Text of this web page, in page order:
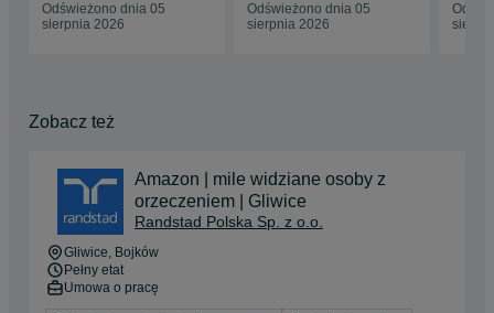
Odświeżono dnia 05
sierpnia 2026
Odświeżono dnia 05
sierpnia 2026
Zobacz też
Amazon | mile widziane osoby z
orzeczeniem | Gliwice
Randstad Polska Sp. z o.o.
Gliwice, Bojków
Pełny etat
Umowa o pracę